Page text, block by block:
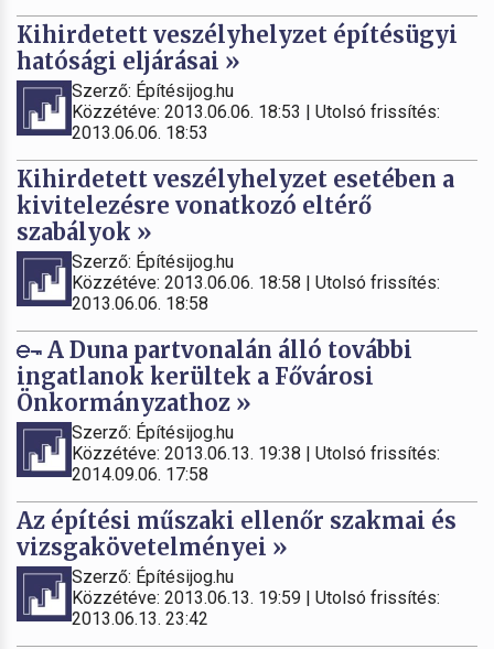
Kihirdetett veszélyhelyzet építésügyi
hatósági eljárásai »
Szerző: Építésijog.hu
Közzétéve: 2013.06.06. 18:53 | Utolsó frissítés:
2013.06.06. 18:53
Kihirdetett veszélyhelyzet esetében a
kivitelezésre vonatkozó eltérő
szabályok »
Szerző: Építésijog.hu
Közzétéve: 2013.06.06. 18:58 | Utolsó frissítés:
2013.06.06. 18:58
A Duna partvonalán álló további
ingatlanok kerültek a Fővárosi
Önkormányzathoz »
Szerző: Építésijog.hu
Közzétéve: 2013.06.13. 19:38 | Utolsó frissítés:
2014.09.06. 17:58
Az építési műszaki ellenőr szakmai és
vizsgakövetelményei »
Szerző: Építésijog.hu
Közzétéve: 2013.06.13. 19:59 | Utolsó frissítés:
2013.06.13. 23:42